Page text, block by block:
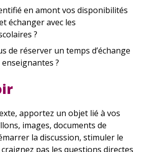
en amont vos disponibilités
échanger avec les
?
de réserver un temps d’échange
?
apportez un objet lié à vos
images, documents de
la discussion, stimuler le
pas les questions directes